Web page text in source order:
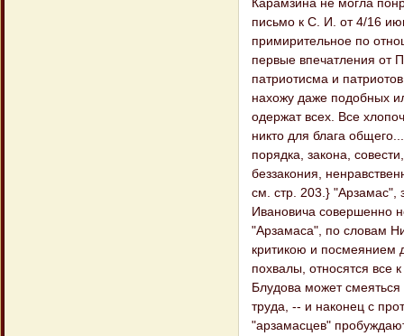
Карамзина не могла
письмо к С. И. от 4/16
примирительное по
первые впечатления от
патриотисма и
нахожу даже подобных
одержат всех. Все
никто для блага
порядка, закона,
беззакония,
см. стр. 203.} "Арзамас",
Ивановича совершенно
"Арзамаса", по словам
критикою и посмеянием
похвалы, относятся
Блудова может
труда, -- и наконец с
"арзамасцев"